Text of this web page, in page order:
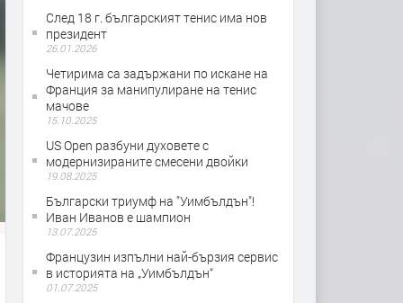
След 18 г. българският тенис има нов
президент
26.01.2026
Четирима са задържани по искане на
Франция за манипулиране на тенис
мачове
15.10.2025
US Open разбуни духовете с
модернизираните смесени двойки
19.08.2025
Български триумф на "Уимбълдън"!
Иван Иванов е шампион
13.07.2025
Французин изпълни най-бързия сервис
в историята на „Уимбълдън“
01.07.2025